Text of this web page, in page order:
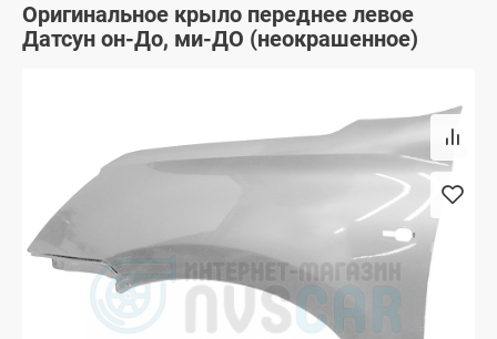
Оригинальное крыло переднее левое
Датсун он-До, ми-ДО (неокрашенное)